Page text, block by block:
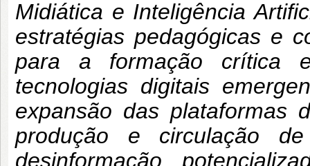
Midiática e Inteligência
estratégias pedagógicas e
para a formação crítica
tecnologias digitais
expansão das plataformas
produção e circulação
desinformação